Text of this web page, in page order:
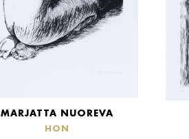
MARJATTA NUOREVA
HON